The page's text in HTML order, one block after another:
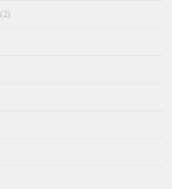
(2)